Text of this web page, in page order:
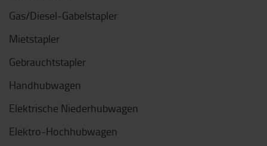
Gas/Diesel-Gabelstapler
Mietstapler
Gebrauchtstapler
Handhubwagen
Elektrische Niederhubwagen
Elektro-Hochhubwagen